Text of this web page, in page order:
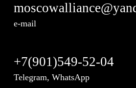
e-mail
+7(901)549-52-04
Telegram, WhatsApp